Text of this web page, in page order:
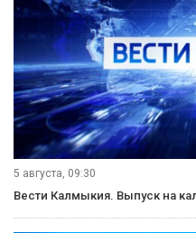
5 августа, 09:30
Вести Калмыкия. Выпуск на